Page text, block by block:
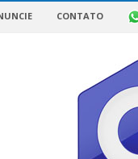
CONTATO